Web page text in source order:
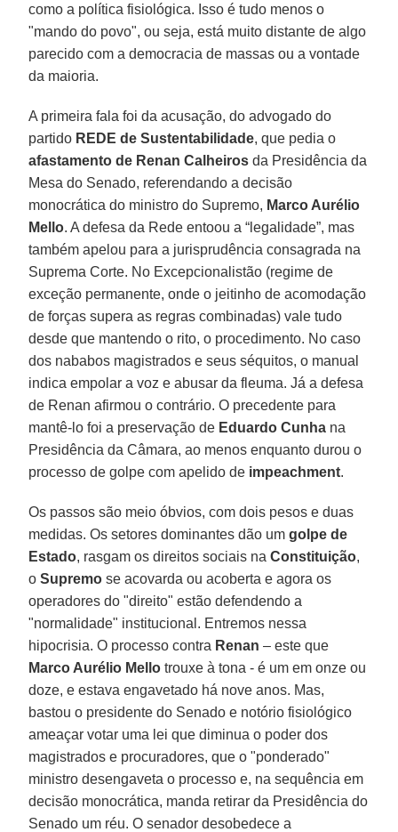
como a política fisiológica. Isso é tudo menos o
"mando do povo", ou seja, está muito distante de algo
parecido com a democracia de massas ou a vontade
da maioria.
A primeira fala foi da acusação, do advogado do
partido REDE de Sustentabilidade, que pedia o
afastamento de Renan Calheiros da Presidência da
Mesa do Senado, referendando a decisão
monocrática do ministro do Supremo, Marco Aurélio
Mello. A defesa da Rede entoou a “legalidade”, mas
também apelou para a jurisprudência consagrada na
Suprema Corte. No Excepcionalistão (regime de
exceção permanente, onde o jeitinho de acomodação
de forças supera as regras combinadas) vale tudo
desde que mantendo o rito, o procedimento. No caso
dos nababos magistrados e seus séquitos, o manual
indica empolar a voz e abusar da fleuma. Já a defesa
de Renan afirmou o contrário. O precedente para
mantê-lo foi a preservação de Eduardo Cunha na
Presidência da Câmara, ao menos enquanto durou o
processo de golpe com apelido de impeachment.
Os passos são meio óbvios, com dois pesos e duas
medidas. Os setores dominantes dão umgolpe de
Estado, rasgam os direitos sociais naConstituição,
oSupremo se acovarda ou acoberta e agora os
operadores do "direito" estão defendendo a
"normalidade" institucional. Entremos nessa
hipocrisia. O processo contra Renan – este que
Marco Aurélio Mello trouxe à tona - é um em onze ou
doze, e estava engavetado há nove anos. Mas,
bastou o presidente do Senado e notório fisiológico
ameaçar votar uma lei que diminua o poder dos
magistrados e procuradores, que o "ponderado"
ministro desengaveta o processo e, na sequência em
decisão monocrática, manda retirar da Presidência do
Senado um réu. O senador desobedece a